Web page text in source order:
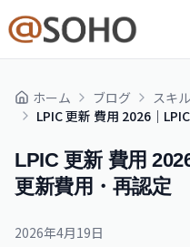
ホーム ブログ
スキ
LPIC 更新 費用
更新費用・再認定
2026年4月19日